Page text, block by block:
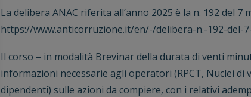
La delibera ANAC riferita all’anno 2025 è la n. 192 del
https://www.anticorruzione.it/en/-/delibera-n.-192-del-
Il corso – in modalità Brevinar della durata di venti
informazioni necessarie agli operatori (RPCT, Nuclei
dipendenti) sulle azioni da compiere, con i relativi